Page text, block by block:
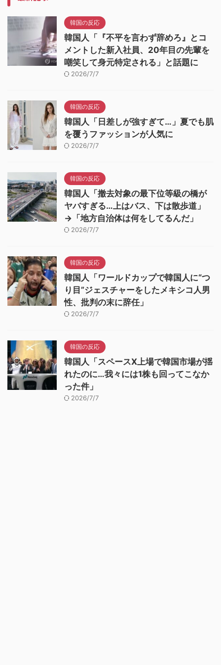
韓国の反応
韓国人「『不平を言わず辞めろ』とコ
メントした新入社員、20年目の先輩を
嘲笑して身元特定される」と話題に
2026/7/7
韓国の反応
韓国人「日差しが強すぎて…」夏でも肌
を覆うファッションが人気に
2026/7/7
韓国の反応
韓国人「撤去対象の最下位等級の橋が
ヤバすぎる…上はバス、下は散歩道」
→「地方自治体は何をしてるんだ」
2026/7/7
韓国の反応
韓国人「ワールドカップで韓国人に“つ
り目”ジェスチャーをしたメキシコ人男
性、批判の末に辞任」
2026/7/7
韓国の反応
韓国人「スペースX上場で韓国市場が揺
れたのに…我々には1株も回ってこなか
った件」
2026/7/7